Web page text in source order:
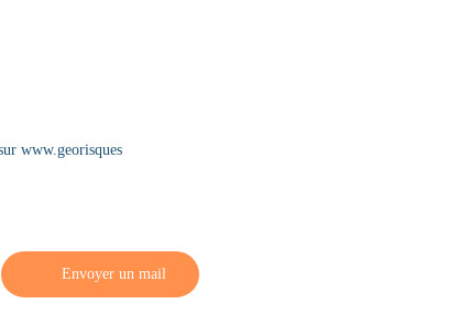
www.georisques
Envoyer un mail